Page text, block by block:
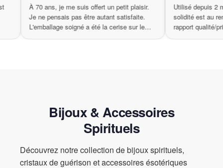
Ajoutez également une touche d’élégance à votre décoration
intérieure et faites-en un élément central qui suscite l’admiration
de vos invités.
amis. Illuminez vos soirées avec flair et classe grâce à notre
guirlande lumineuse
qualité est
À 70 ans, je me suis offert un petit plaisir.
Je ne pensais pas être autant satisfaite.
L'emballage soigné a été la cerise sur le
gâteau.
Bijoux & Accessoires
Spirituels
Découvrez notre collection de bijoux spirituels,
cristaux de guérison et accessoires ésotériques